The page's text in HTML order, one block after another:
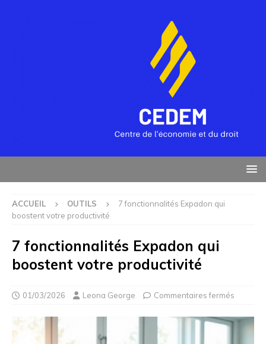
ACCUEIL OUTILS
7 fonctionnalités Expadon qui
boostent votre productivité
7 fonctionnalités Expadon qui
boostent votre productivité
01/03/2026 Leona George Commentaires fermés